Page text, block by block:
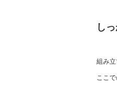
し
組み
ここ